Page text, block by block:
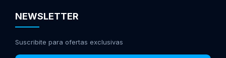
NEWSLETTER
Suscribite para ofertas exclusivas